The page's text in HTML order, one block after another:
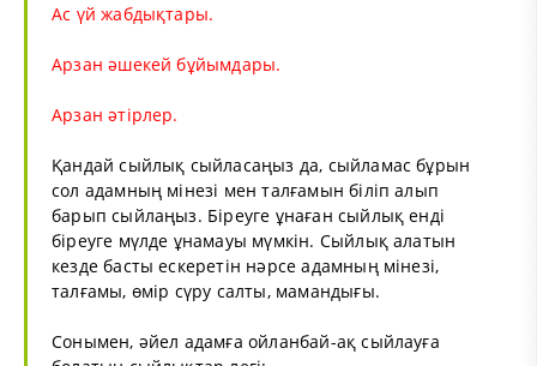
Ас үй жабдықтары.
Арзан әшекей бұйымдары.
Арзан әтірлер.
Қандай сыйлық сыйласаңыз да, сыйламас бұрын
сол адамның мінезі мен талғамын біліп алып
барып сыйлаңыз. Біреуге ұнаған сыйлық енді
біреуге мүлде ұнамауы мүмкін. Сыйлық алатын
кезде басты ескеретін нәрсе адамның мінезі,
талғамы, өмір сүру салты, мамандығы.
Сонымен, әйел адамға ойланбай-ақ сыйлауға